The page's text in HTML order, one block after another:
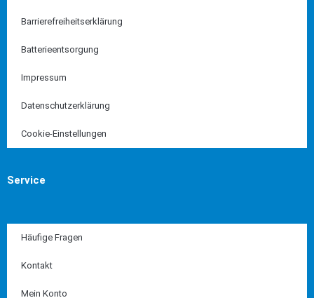
Barrierefreiheitserklärung
Batterieentsorgung
Impressum
Datenschutzerklärung
Cookie-Einstellungen
Service
Häufige Fragen
Kontakt
Mein Konto